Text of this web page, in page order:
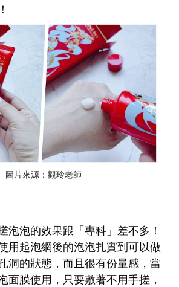
圖片來源：觀玲老師
泡泡的效果跟「專科」差不多！
用起泡網後的泡泡扎實到可以做
洞的狀態，而且很有份量感，當
面膜使用，只要敷著不用手搓，